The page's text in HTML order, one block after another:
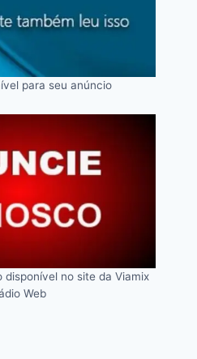
para seu anúncio
disponível no site da Viamix
Web